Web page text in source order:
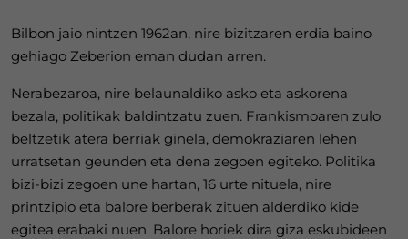
Bilbon jaio nintzen 1962an, nire bizitzaren erdia baino
gehiago Zeberion eman dudan arren.
Nerabezaroa, nire belaunaldiko asko eta askorena
bezala, politikak baldintzatu zuen. Frankismoaren zulo
beltzetik atera berriak ginela, demokraziaren lehen
urratsetan geunden eta dena zegoen egiteko. Politika
bizi-bizi zegoen une hartan, 16 urte nituela, nire
printzipio eta balore berberak zituen alderdiko kide
egitea erabaki nuen. Balore horiek dira giza eskubideen